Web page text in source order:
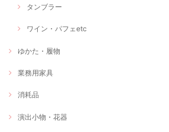
タンブラー
ワイン・パフェetc
ゆかた・履物
業務用家具
消耗品
演出小物・花器